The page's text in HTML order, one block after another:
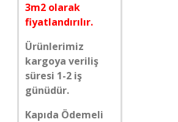
3m2 olarak
fiyatlandırılır.
Ürünlerimiz
kargoya veriliş
süresi 1-2 iş
günüdür.
Kapıda Ödemeli